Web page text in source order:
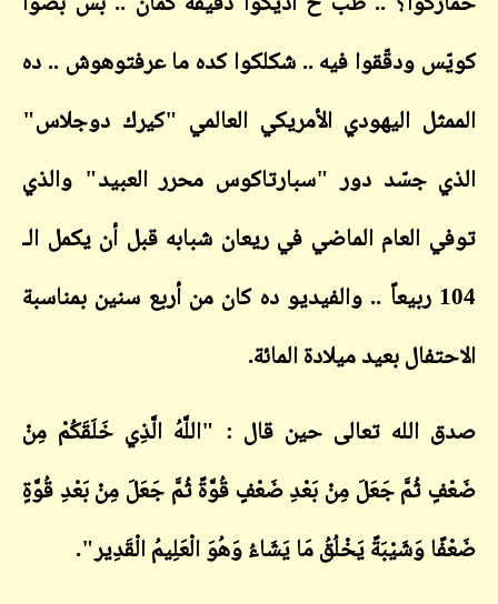
كويّس ودقّقوا فيه .. شكلكوا كده ما عرفتوهوش .. ده
الممثل اليهودي الأمريكي العالمي "كيرك دوجلاس"
الذي جسّد دور "سبارتاكوس محرر العبيد" والذي
توفي العام الماضي في ريعان شبابه قبل أن يكمل الـ
104 ربيعاً .. والفيديو ده كان من أربع سنين بمناسبة
الاحتفال بعيد ميلادة المائة.
صدق الله تعالى حين قال : "اللَّهُ الَّذِي خَلَقَكُمْ مِنْ
ضَعْفٍ ثُمَّ جَعَلَ مِنْ بَعْدِ ضَعْفٍ قُوَّةً ثُمَّ جَعَلَ مِنْ بَعْدِ قُوَّةٍ
ضَعْفًا وَشَيْبَةً يَخْلُقُ مَا يَشَاءُ وَهُوَ الْعَلِيمُ الْقَدِير".